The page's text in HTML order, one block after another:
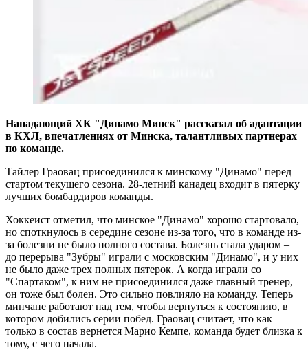
Нападающий ХК "Динамо Минск" рассказал об адаптации
в КХЛ, впечатлениях от Минска, талантливых партнерах
по команде.
Тайлер Граовац присоединился к минскому "Динамо" перед
стартом текущего сезона. 28-летний канадец входит в пятерку
лучших бомбардиров команды.
Хоккеист отметил, что минское "Динамо" хорошо стартовало,
но споткнулось в середине сезоне из-за того, что в команде из-
за болезни не было полного состава. Болезнь стала ударом –
до перерыва "Зубры" играли с московским "Динамо", и у них
не было даже трех полных пятерок. А когда играли со
"Спартаком", к ним не присоединился даже главный тренер,
он тоже был болен. Это сильно повлияло на команду. Теперь
минчане работают над тем, чтобы вернуться к состоянию, в
котором добились серии побед. Граовац считает, что как
только в состав вернется Марио Кемпе, команда будет близка к
тому, с чего начала.